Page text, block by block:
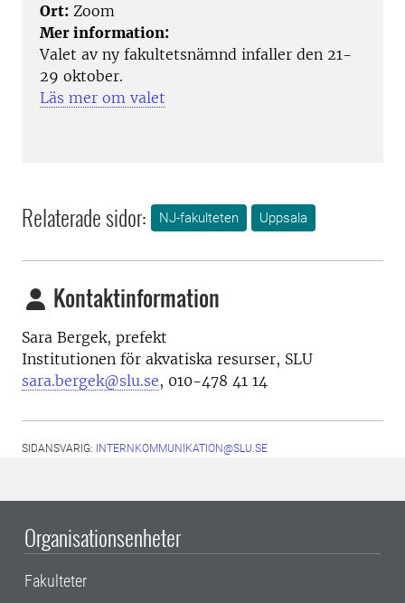
Ort: Zoom
Mer information:
Valet av ny fakultetsnämnd infaller den 21-
29 oktober.
Läs mer om valet
Relaterade sidor: NJ-fakulteten Uppsala
Kontaktinformation
Sara Bergek, prefekt
Institutionen för akvatiska resurser, SLU
sara.bergek@slu.se, 010-478 41 14
SIDANSVARIG: INTERNKOMMUNIKATION@SLU.SE
Organisationsenheter
Fakulteter